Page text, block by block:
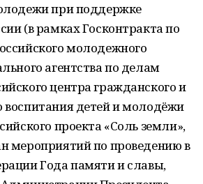
при поддержке
(в рамках Госконтракта по
молодежного
агентства по делам
центра гражданского и
воспитания детей и молодёжи
проекта «Соль земли»,
мероприятий по проведению в
Года памяти и славы,